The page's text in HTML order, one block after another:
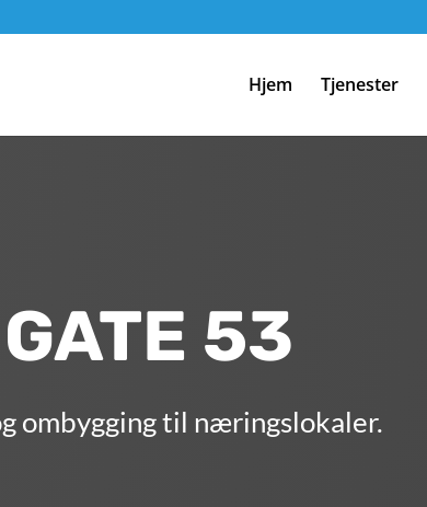
Hjem Tjenester
53
ombygging til næringslokaler.